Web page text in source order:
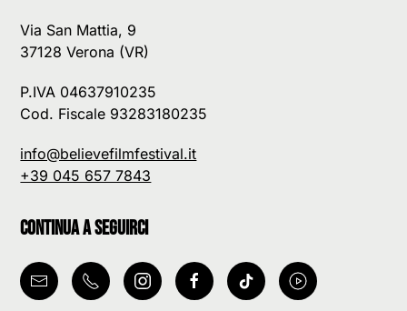
Via San Mattia, 9
37128 Verona (VR)
P.IVA 04637910235
Cod. Fiscale 93283180235
info@believefilmfestival.it
+39 045 657 7843
Continua a seguirci